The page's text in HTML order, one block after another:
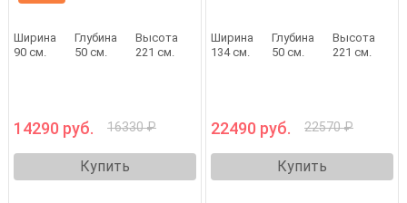
Ширина
90 см.
Глубина
50 см.
Высота
221 см.
14290 руб. 16330 ₽
Купить
Ширина
134 см.
Глубина
50 см.
Высота
221 см.
22490 руб. 22570 ₽
Купить